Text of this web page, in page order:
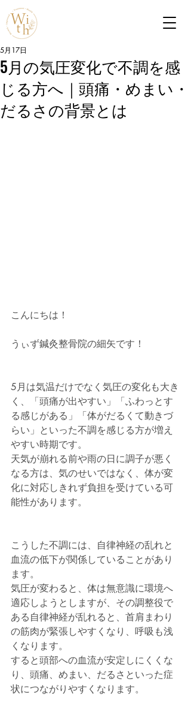
5月の気圧変化で不調を感
じる方へ｜頭痛・めまい・
だるさの背景とは
5月17日
こんにちは！
うぃず鍼灸整骨院の細矢です！
5月は気温だけでなく気圧の変化も大き
く、「頭痛が出やすい」「ふわっとす
る感じがある」「体がだるくて動きづ
らい」といった不調を感じる方が増え
やすい時期です。
天気が崩れる前や雨の日に調子が悪く
なる方は、気のせいではなく、体が変
化に対応しきれず負担を受けている可
能性があります。
こうした不調には、自律神経の乱れと
血流の低下が関係していることがあり
ます。
気圧が変わると、体は無意識に環境へ
適応しようとしますが、その調整役で
ある自律神経が乱れると、首肩まわり
の筋肉が緊張しやすくなり、呼吸も浅
くなります。
すると頭部への血流が安定しにくくな
り、頭痛、めまい、だるさといった症
状につながりやすくなります。